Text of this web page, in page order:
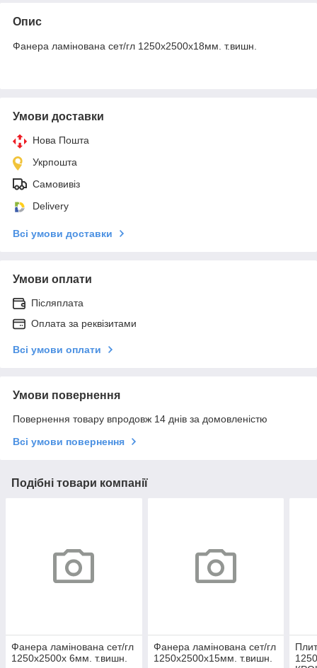
Опис
Фанера ламінована сет/гл 1250х2500х18мм. т.вишн.
Умови доставки
Нова Пошта
Укрпошта
Самовивіз
Delivery
Всі умови доставки
Умови оплати
Післяплата
Оплата за реквізитами
Всі умови оплати
Умови повернення
Повернення товару впродовж 14 днів за домовленістю
Всі умови повернення
Подібні товари компанії
Фанера ламінована сет/гл
1250х2500х 6мм. т.вишн.
Фанера ламінована сет/гл
1250х2500х15мм. т.вишн.